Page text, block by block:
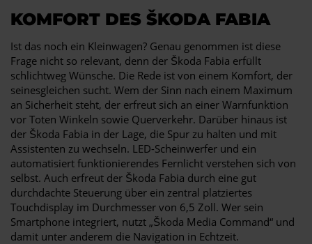
KOMFORT DES ŠKODA FABIA
Ist das noch ein Kleinwagen? Genau genommen ist diese
Frage nicht so relevant, denn der Škoda Fabia erfüllt
schlichtweg Wünsche. Die Rede ist von einem Komfort, der
seinesgleichen sucht. Wem der Sinn nach einem Maximum
an Sicherheit steht, der erfreut sich an einer Warnfunktion
vor Toten Winkeln sowie Querverkehr. Darüber hinaus ist
der Škoda Fabia in der Lage, die Spur zu halten und mit
Assistenten zu wechseln. LED-Scheinwerfer und ein
automatisiert funktionierendes Fernlicht verstehen sich von
selbst. Auch erfreut der Škoda Fabia durch eine gut
durchdachte Steuerung über ein zentral platziertes
Touchdisplay im Durchmesser von 6,5 Zoll. Wer sein
Smartphone integriert, nutzt „Škoda Media Command“ und
damit unter anderem die Navigation in Echtzeit.